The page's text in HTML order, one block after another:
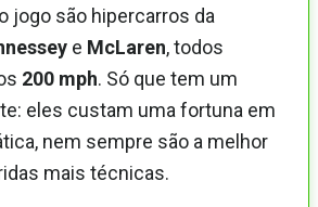
jogo são hipercarros da
e McLaren, todos
200 mph. Só que tem um
eles custam uma fortuna em
nem sempre são a melhor
mais técnicas.